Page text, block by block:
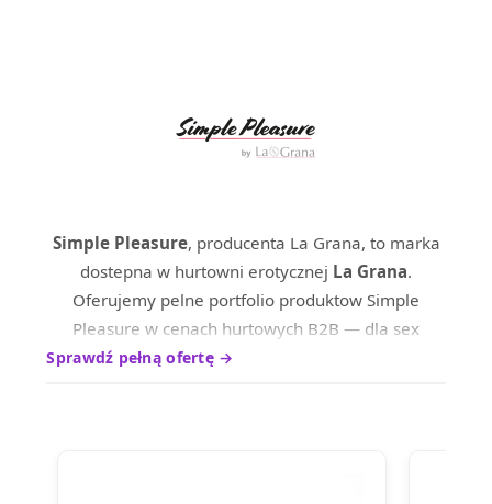
Simple Pleasure, producenta La Grana, to marka
dostepna w hurtowni erotycznej La Grana.
Oferujemy pelne portfolio produktow Simple
Pleasure w cenach hurtowych B2B — dla sex
shopow, sklepow internetowych oraz dystrybutrow
Sprawdź pełną ofertę →